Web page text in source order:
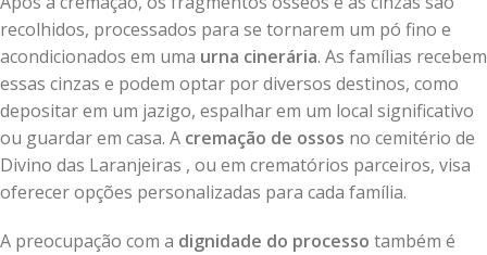
recolhidos, processados para se tornarem um pó fino e
acondicionados em uma urna cinerária. As famílias recebem
essas cinzas e podem optar por diversos destinos, como
depositar em um jazigo, espalhar em um local significativo
ou guardar em casa. A cremação de ossos no cemitério de
Divino das Laranjeiras , ou em crematórios parceiros, visa
oferecer opções personalizadas para cada família.
A preocupação com a dignidade do processo também é